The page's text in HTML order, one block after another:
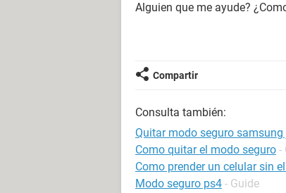
Alguien que me ayude?
Compartir
Consulta también:
Quitar modo seguro samsung
Como quitar el modo seguro -
Como prender un celular sin
Modo seguro ps4 - Guide